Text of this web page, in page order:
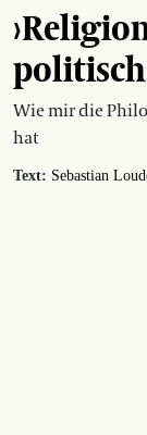
politisch
Wie mir die
hat
Text: Sebastian